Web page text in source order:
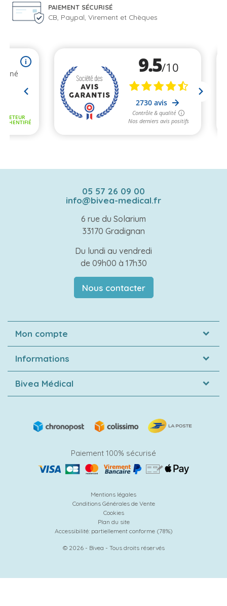
PAIEMENT SÉCURISÉ
CB, Paypal, Virement et Chèques
05 57 26 09 00
info@bivea-medical.fr
6 rue du Solarium
33170 Gradignan
Du lundi au vendredi
de 09h00 à 17h30
Nous contacter
Mon compte
Informations
Bivea Médical
Paiement 100% sécurisé
Mentions légales
Conditions Générales de Vente
Cookies
Plan du site
Accessibilité: partiellement conforme (78%)
© 2026 - Bivea - Tous droits réservés